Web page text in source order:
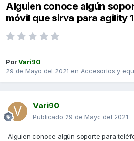
Alguien conoce algún
móvil que sirva para agility
PorVari90
29 de Mayo del 2021 en Accesorios y
Vari90
Publicado 29 de Mayo del 2021
Alguien conoce algún soporte para